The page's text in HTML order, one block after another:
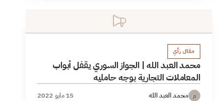
مقال رأي
محمد العبد الله | الجواز السوري يقفل أبواب
المعاملات التجارية بوجه حامليه
م محمد العبد الله 15 مايو 2022